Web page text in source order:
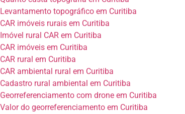
Levantamento topográfico em Curitiba
CAR imóveis rurais em Curitiba
Imóvel rural CAR em Curitiba
CAR imóveis em Curitiba
CAR rural em Curitiba
CAR ambiental rural em Curitiba
Cadastro rural ambiental em Curitiba
Georreferenciamento com drone em Curitiba
Valor do georreferenciamento em Curitiba